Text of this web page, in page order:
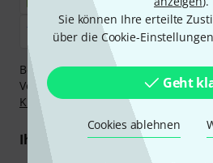
Sie können Ihre erteilte
über die Cookie-
Geht
Cookies ablehnen
Bezahlen Sie vertraulich und
Vorkasse, PayPal, Amazon Pay,
Klarna Ratenzahlungoder
Ihre Vorteile